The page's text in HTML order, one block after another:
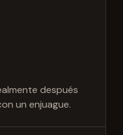
después
un enjuague.